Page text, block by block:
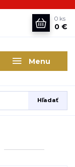
Menu
Hľadať
0 ks
0 €